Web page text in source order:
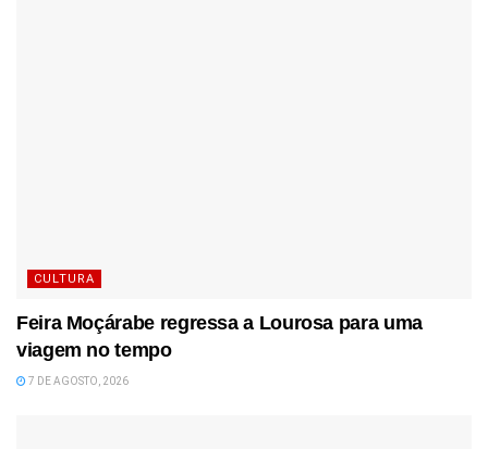
CULTURA
Feira Moçárabe regressa a Lourosa para uma
viagem no tempo
7 DE AGOSTO, 2026